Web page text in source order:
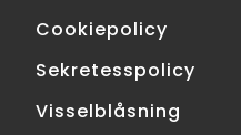
Cookiepolicy
Sekretesspolicy
Visselblåsning